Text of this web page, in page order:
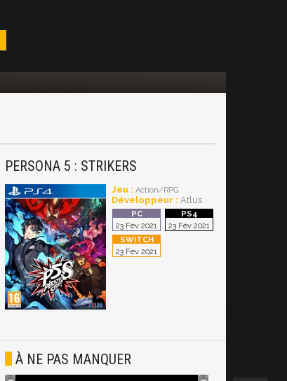
PERSONA 5 : STRIKERS
Jeu : Action/RPG
Développeur : Atlus
23 Fév 2021 23 Fév 2021
23 Fév 2021
À NE PAS MANQUER